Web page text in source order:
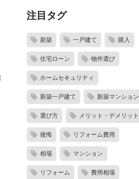
注目タグ
新築 一戸建て 購入
住宅ローン 物件選び
ホームセキュリティ
新築一戸建て 新築マンション
選び方 メリット・デメリット
後悔 リフォーム費用
相場 マンション
リフォーム 費用相場